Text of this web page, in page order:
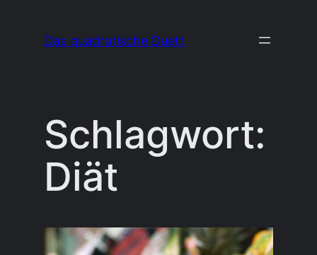
Das quadratische Duett
Schlagwort:
Diät